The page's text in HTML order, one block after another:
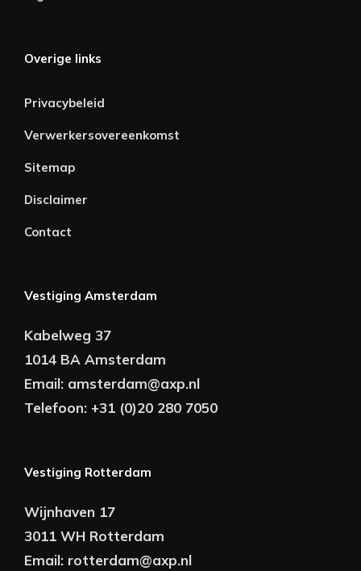
Overige links
Privacybeleid
Verwerkersovereenkomst
Sitemap
Disclaimer
Contact
Vestiging Amsterdam
Kabelweg 37
1014 BA Amsterdam
Email: amsterdam@axp.nl
Telefoon: +31 (0)20 280 7050
Vestiging Rotterdam
Wijnhaven 17
3011 WH Rotterdam
Email: rotterdam@axp.nl